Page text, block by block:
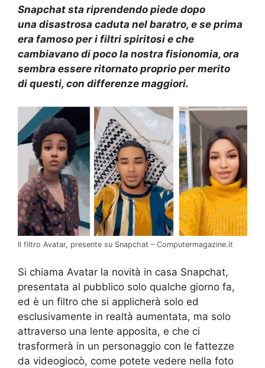
Snapchat sta riprendendo piede dopo
una disastrosa caduta nel baratro, e se prima
era famoso per i filtri spiritosi e che
cambiavano di poco la nostra fisionomia, ora
sembra essere ritornato proprio per merito
di questi, con differenze maggiori.
Il filtro Avatar, presente su Snapchat – Computermagazine.it
Si chiama Avatar la novità in casa Snapchat,
presentata al pubblico solo qualche giorno fa,
ed è un filtro che si applicherà solo ed
esclusivamente in realtà aumentata, ma solo
attraverso una lente apposita, e che ci
trasformerà in un personaggio con le fattezze
da videogiocò, come potete vedere nella foto